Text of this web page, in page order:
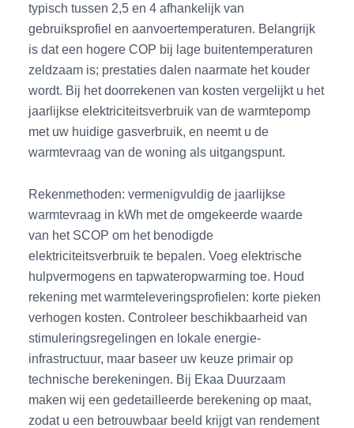
typisch tussen 2,5 en 4 afhankelijk van
gebruiksprofiel en aanvoertemperaturen. Belangrijk
is dat een hogere COP bij lage buitentemperaturen
zeldzaam is; prestaties dalen naarmate het kouder
wordt. Bij het doorrekenen van kosten vergelijkt u het
jaarlijkse elektriciteitsverbruik van de warmtepomp
met uw huidige gasverbruik, en neemt u de
warmtevraag van de woning als uitgangspunt.
Rekenmethoden: vermenigvuldig de jaarlijkse
warmtevraag in kWh met de omgekeerde waarde
van het SCOP om het benodigde
elektriciteitsverbruik te bepalen. Voeg elektrische
hulpvermogens en tapwateropwarming toe. Houd
rekening met warmteleveringsprofielen: korte pieken
verhogen kosten. Controleer beschikbaarheid van
stimuleringsregelingen en lokale energie-
infrastructuur, maar baseer uw keuze primair op
technische berekeningen. Bij Ekaa Duurzaam
maken wij een gedetailleerde berekening op maat,
zodat u een betrouwbaar beeld krijgt van rendement